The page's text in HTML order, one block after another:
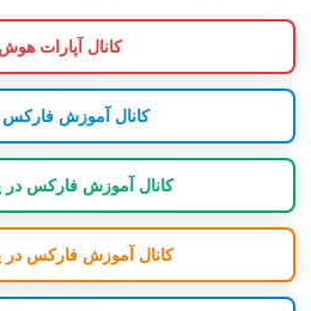
کانال آپارات
کانال آموزش فارکس
کانال آموزش فارکس در
کانال آموزش فارکس در